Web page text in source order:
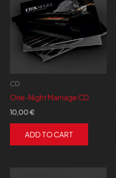
CD
One-Night Marriage CD
10,00€
ADD TO CART